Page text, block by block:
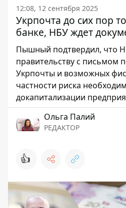
12:08, 12 сентября 2025
Укрпочта до сих пор
банке, НБУ ждет
Пышный подтвердил, что
правительству с письмом
Укрпочты и возможных
частности риска
докапитализации
Ольга Палий
РЕДАКТОР
👍